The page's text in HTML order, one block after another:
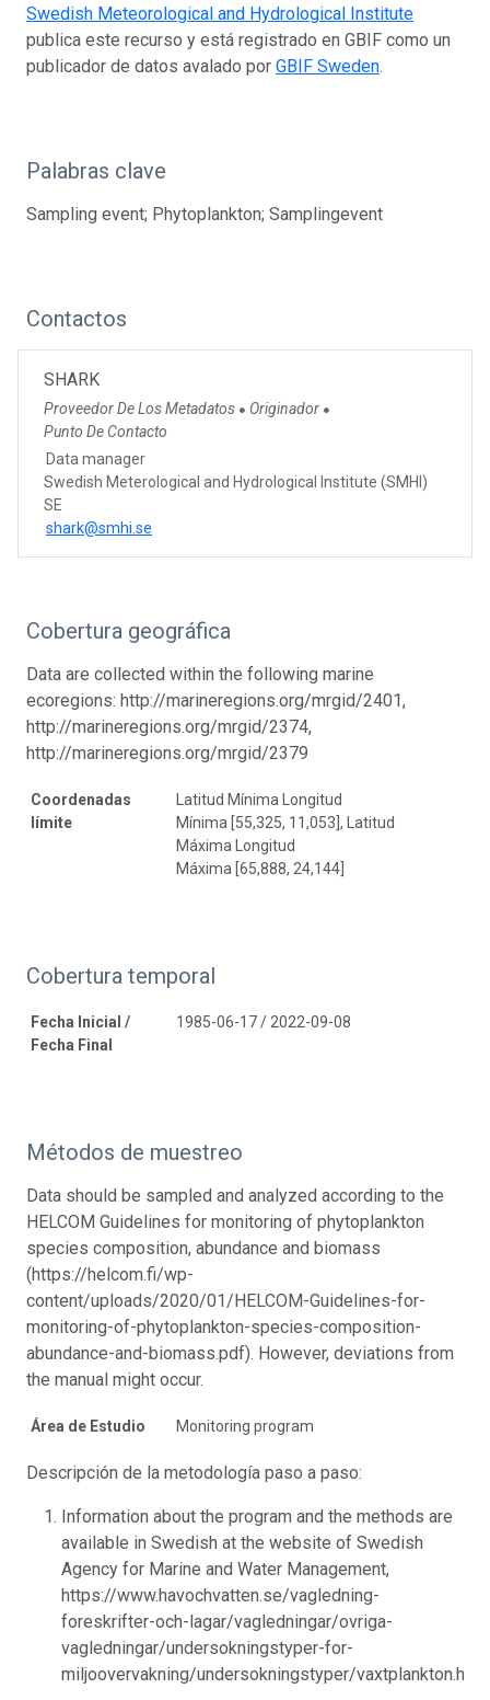
Swedish Meteorological and Hydrological Institute
publica este recurso y está registrado en GBIF como un
publicador de datos avalado por GBIF Sweden.
Palabras clave
Sampling event; Phytoplankton; Samplingevent
Contactos
SHARK
Proveedor De Los Metadatos ● Originador ●
Punto De Contacto
Data manager
Swedish Meterological and Hydrological Institute (SMHI)
SE
shark@smhi.se
Cobertura geográfica
Data are collected within the following marine
ecoregions: http://marineregions.org/mrgid/2401,
http://marineregions.org/mrgid/2374,
http://marineregions.org/mrgid/2379
Coordenadas
límite
Latitud Mínima Longitud
Mínima [55,325, 11,053], Latitud
Máxima Longitud
Máxima [65,888, 24,144]
Cobertura temporal
Fecha Inicial /
Fecha Final
1985-06-17 / 2022-09-08
Métodos de muestreo
Data should be sampled and analyzed according to the
HELCOM Guidelines for monitoring of phytoplankton
species composition, abundance and biomass
(https://helcom.fi/wp-
content/uploads/2020/01/HELCOM-Guidelines-for-
monitoring-of-phytoplankton-species-composition-
abundance-and-biomass.pdf). However, deviations from
the manual might occur.
Área de Estudio Monitoring program
Descripción de la metodología paso a paso:
Information about the program and the methods are
available in Swedish at the website of Swedish
Agency for Marine and Water Management,
https://www.havochvatten.se/vagledning-
foreskrifter-och-lagar/vagledningar/ovriga-
vagledningar/undersokningstyper-for-
miljoovervakning/undersokningstyper/vaxtplankton.html